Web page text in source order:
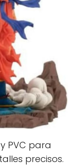
PVC para
precisos.